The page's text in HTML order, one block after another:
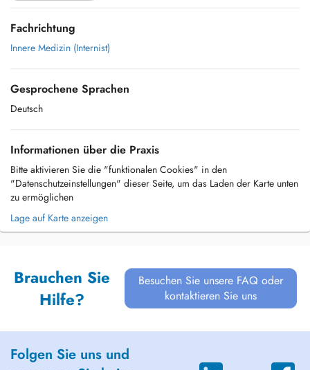
Fachrichtung
Innere Medizin (Internist)
Gesprochene Sprachen
Deutsch
Informationen über die Praxis
Bitte aktivieren Sie die "funktionalen Cookies" in den
"Datenschutzeinstellungen" dieser Seite, um das Laden der Karte unten
zu ermöglichen
Lage auf Karte anzeigen
Brauchen Sie
Hilfe?
Besuchen Sie unsere FAQ oder
kontaktieren Sie uns
Folgen Sie uns und